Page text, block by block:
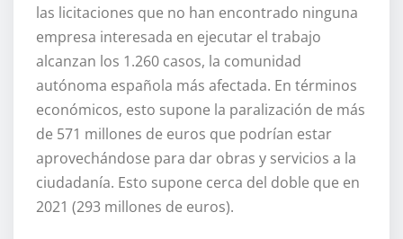
las licitaciones que no han encontrado ninguna
empresa interesada en ejecutar el trabajo
alcanzan los 1.260 casos, la comunidad
autónoma española más afectada. En términos
económicos, esto supone la paralización de más
de 571 millones de euros que podrían estar
aprovechándose para dar obras y servicios a la
ciudadanía. Esto supone cerca del doble que en
2021 (293 millones de euros).